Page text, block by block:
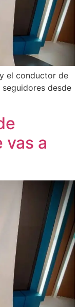
el conductor de
desde
vas a